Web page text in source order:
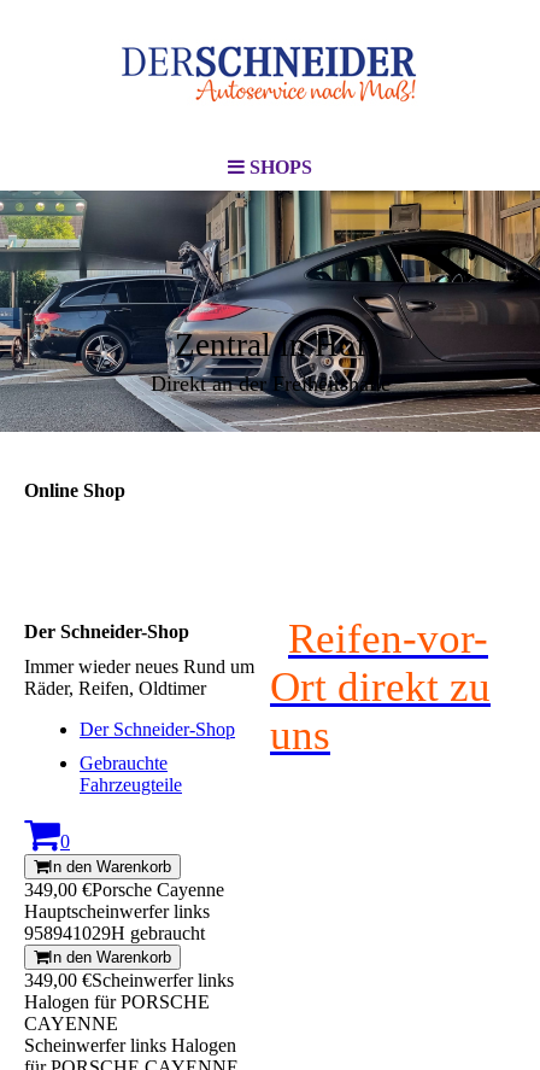
SHOPS
Zentral in Hof
Direkt an der Freiheitshalle
Online Shop
Der Schneider-Shop
Immer wieder neues Rund um
Räder, Reifen, Oldtimer
Der Schneider-Shop
Gebrauchte
Fahrzeugteile
0
In den Warenkorb
349,00 €Porsche Cayenne
Hauptscheinwerfer links
958941029H gebraucht
In den Warenkorb
349,00 €Scheinwerfer links
Halogen für PORSCHE
CAYENNE
Scheinwerfer links Halogen
Reifen-vor-
Ort direkt zu
uns